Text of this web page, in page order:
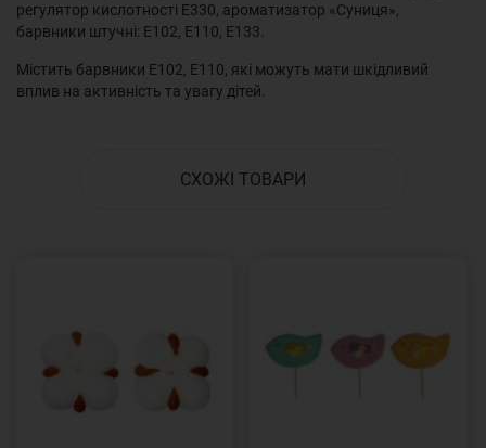
регулятор кислотності Е330, ароматизатор «Суниця»,
барвники штучні: Е102, Е110, Е133.
Містить барвники Е102, Е110, які можуть мати шкідливий
вплив на активність та увагу дітей.
СХОЖІ ТОВАРИ